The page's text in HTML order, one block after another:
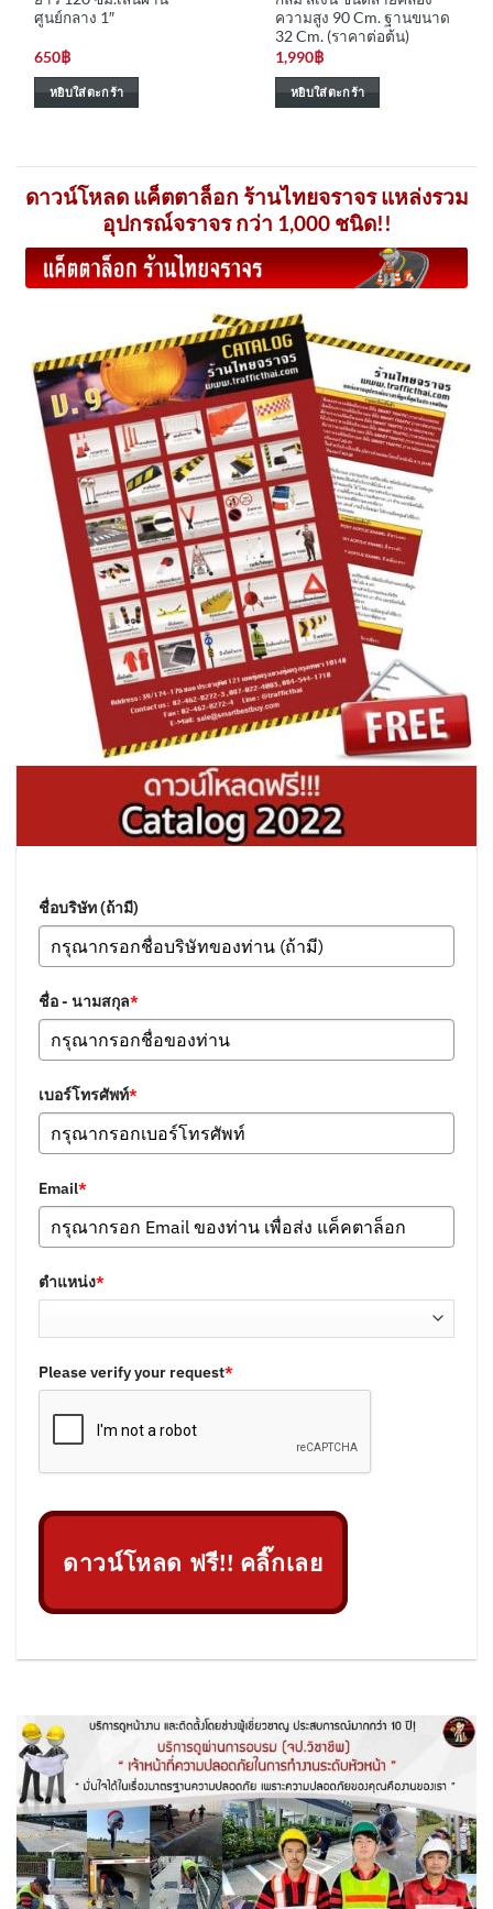
ศูนย์กลาง 1″
650฿
หยิบใส่ตะกร้า
ความสูง 90 Cm. ฐานขนาด
32 Cm. (ราคาต่อต้น)
1,990฿
หยิบใส่ตะกร้า
ดาวน์โหลด แค็ตตาล็อก ร้านไทยจราจร แหล่งรวม
อุปกรณ์จราจร กว่า 1,000 ชนิด!!
ชื่อบริษัท (ถ้ามี)
ชื่อ - นามสกุล*
เบอร์โทรศัพท์*
Email*
ตำแหน่ง*
Please verify your request*
ดาวน์โหลด ฟรี!! คลิ๊กเลย